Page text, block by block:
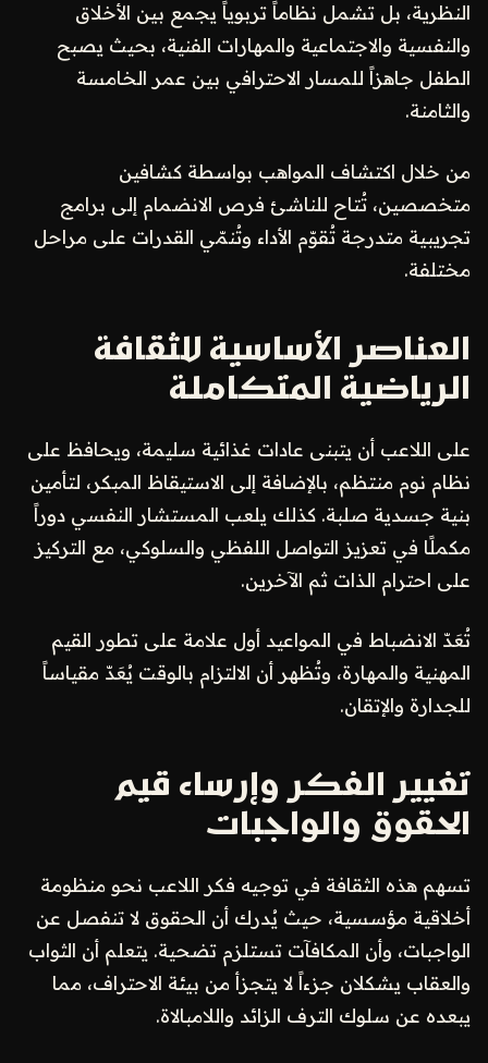
النظرية، بل تشمل نظاماً تربوياً يجمع بين الأخلاق
والنفسية والاجتماعية والمهارات الفنية، بحيث يصبح
الطفل جاهزاً للمسار الاحترافي بين عمر الخامسة
والثامنة.
من خلال اكتشاف المواهب بواسطة كشافين
متخصصين، تُتاح للناشئ فرص الانضمام إلى برامج
تجريبية متدرجة تُقوّم الأداء وتُنمّي القدرات على مراحل
مختلفة.
العناصر الأساسية للثقافة
الرياضية المتكاملة
على اللاعب أن يتبنى عادات غذائية سليمة، ويحافظ على
نظام نوم منتظم، بالإضافة إلى الاستيقاظ المبكر، لتأمين
بنية جسدية صلبة. كذلك يلعب المستشار النفسي دوراً
مكملًا في تعزيز التواصل اللفظي والسلوكي، مع التركيز
على احترام الذات ثم الآخرين.
تُعَدّ الانضباط في المواعيد أول علامة على تطور القيم
المهنية والمهارة، وتُظهر أن الالتزام بالوقت يُعَدّ مقياساً
للجدارة والإتقان.
تغيير الفكر وإرساء قيم
الحقوق والواجبات
تسهم هذه الثقافة في توجيه فكر اللاعب نحو منظومة
أخلاقية مؤسسية، حيث يُدرك أن الحقوق لا تنفصل عن
الواجبات، وأن المكافآت تستلزم تضحية. يتعلم أن الثواب
والعقاب يشكلان جزءاً لا يتجزأ من بيئة الاحتراف، مما
يبعده عن سلوك الترف الزائد واللامبالاة.